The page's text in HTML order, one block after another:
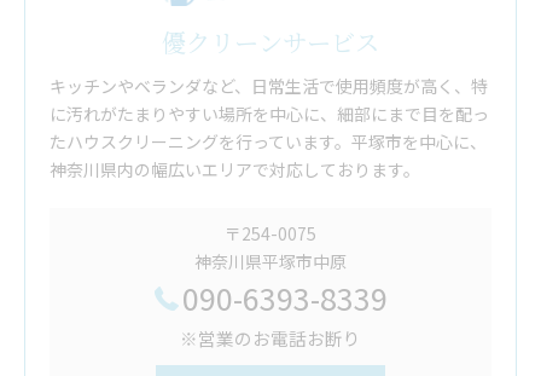
優クリーンサービス
キッチンやベランダなど、日常生活で使用頻度が高く、特
に汚れがたまりやすい場所を中心に、細部にまで目を配っ
たハウスクリーニングを行っています。平塚市を中心に、
神奈川県内の幅広いエリアで対応しております。
〒254-0075
神奈川県平塚市中原
090-6393-8339
※営業のお電話お断り